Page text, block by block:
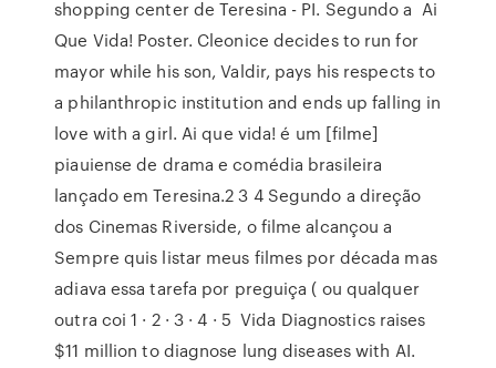
shopping center de Teresina - PI. Segundo a Ai
Que Vida! Poster. Cleonice decides to run for
mayor while his son, Valdir, pays his respects to
a philanthropic institution and ends up falling in
love with a girl. Ai que vida! é um [filme]
piauiense de drama e comédia brasileira
lançado em Teresina.2 3 4 Segundo a direção
dos Cinemas Riverside, o filme alcançou a
Sempre quis listar meus filmes por década mas
adiava essa tarefa por preguiça ( ou qualquer
outra coi 1 · 2 · 3 · 4 · 5 Vida Diagnostics raises
$11 million to diagnose lung diseases with AI.